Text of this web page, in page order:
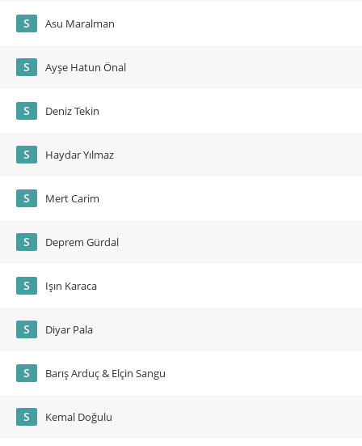
S Asu Maralman
S Ayşe Hatun Önal
S Deniz Tekin
S Haydar Yılmaz
S Mert Carim
S Deprem Gürdal
S Işın Karaca
S Diyar Pala
S Barış Arduç & Elçin Sangu
S Kemal Doğulu